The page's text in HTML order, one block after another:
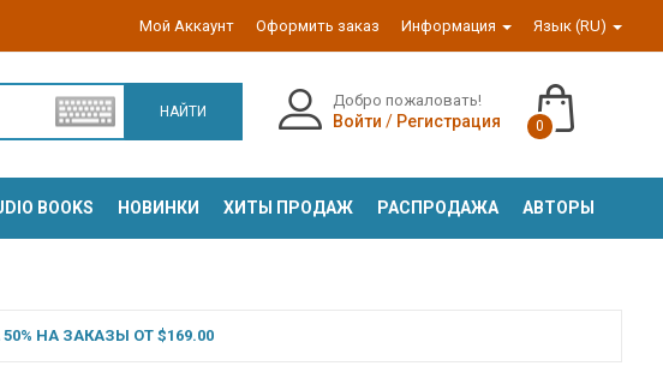
Мой Аккаунт Оформить заказ Информация Язык (RU)
НАЙТИ
Добро пожаловать!
Войти / Регистрация 0
BOOKS НОВИНКИ ХИТЫ ПРОДАЖ РАСПРОДАЖА АВТОРЫ
НА ЗАКАЗЫ ОТ $169.00